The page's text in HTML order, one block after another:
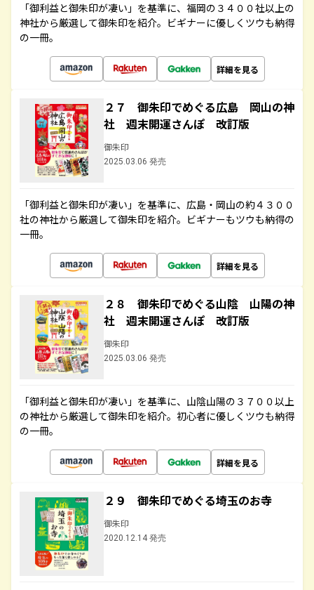
「御利益と御朱印が凄い」を基準に、福岡の３４００社以上の
神社から厳選して御朱印を紹介。ビギナーに優しくツウも納得
の一冊。
詳細を見る
２７ 御朱印でめぐる広島 岡山の神
社 週末開運さんぽ 改訂版
御朱印
2025.03.06 発売
「御利益と御朱印が凄い」を基準に、広島・岡山の約４３００
社の神社から厳選して御朱印を紹介。ビギナーもツウも納得の
一冊。
詳細を見る
２８ 御朱印でめぐる山陰 山陽の神
社 週末開運さんぽ 改訂版
御朱印
2025.03.06 発売
「御利益と御朱印が凄い」を基準に、山陰山陽の３７００以上
の神社から厳選して御朱印を紹介。初心者に優しくツウも納得
の一冊。
詳細を見る
２９ 御朱印でめぐる埼玉のお寺
御朱印
2020.12.14 発売